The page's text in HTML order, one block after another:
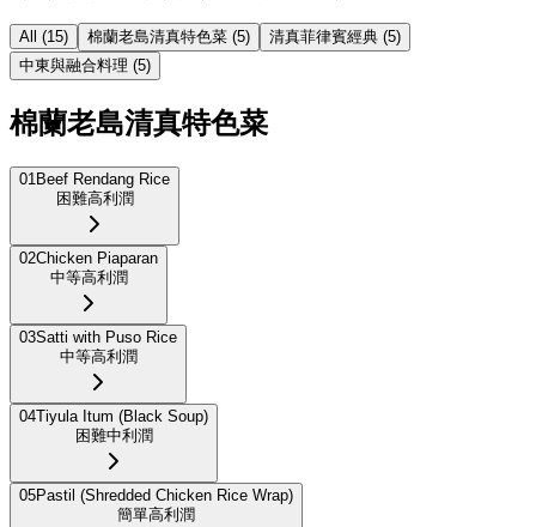
All (15) 棉蘭老島清真特色菜 (5) 清真菲律賓經典 (5)
中東與融合料理 (5)
棉蘭老島清真特色菜
01 Beef Rendang Rice
困難高利潤
02Chicken Piaparan
中等高利潤
03Satti with Puso Rice
中等高利潤
04Tiyula Itum (Black Soup)
困難中利潤
05Pastil (Shredded Chicken Rice Wrap)
簡單高利潤